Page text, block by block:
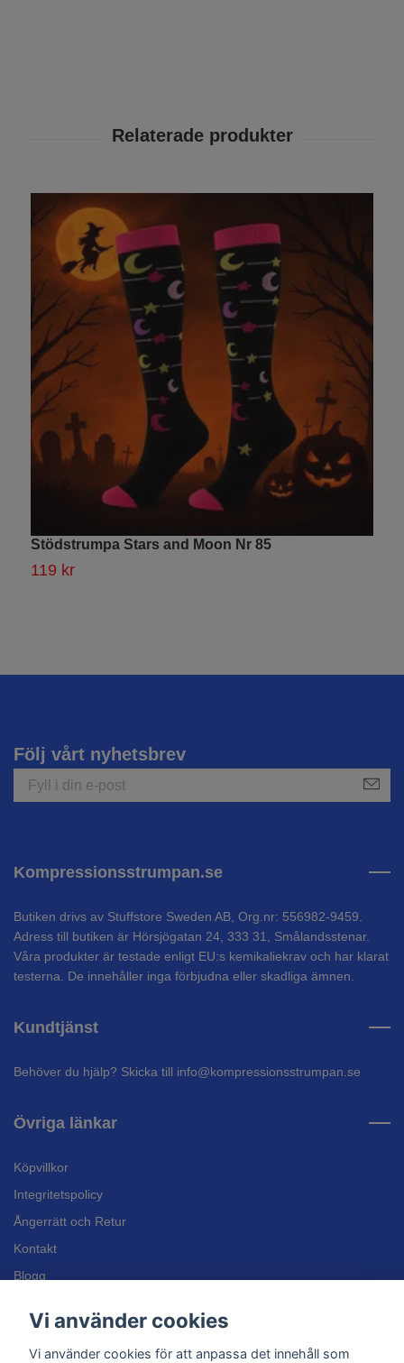
Stödstrumpa Stars and Moon Nr 85
119 kr
Följ vårt nyhetsbrev
Kompressionsstrumpan.se
Butiken drivs av Stuffstore Sweden AB, Org.nr: 556982-9459.
Adress till butiken är Hörsjögatan 24, 333 31, Smålandsstenar.
Våra produkter är testade enligt EU:s kemikaliekrav och har klarat
testerna. De innehåller inga förbjudna eller skadliga ämnen.
Kundtjänst
Behöver du hjälp? Skicka till info@kompressionsstrumpan.se
Övriga länkar
Köpvillkor
Integritetspolicy
Ångerrätt och Retur
Kontakt
Blogg
Inläggssulor
Kundtjänst
Vi använder cookies
Vi använder cookies för att anpassa det innehåll som